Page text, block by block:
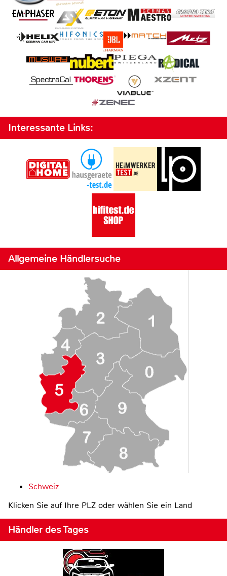
Interessante Links:
Allgemeine Händlersuche
Schweiz
Klicken Sie auf Ihre PLZ oder wählen Sie ein Land
Händler des Tages